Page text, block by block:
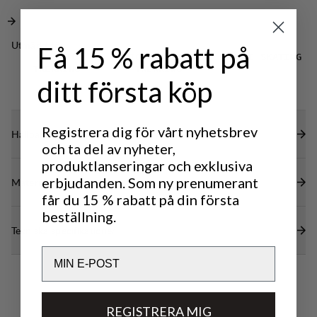
Utmärkt för
CLASSIC
TREKKING
LIGHT & TECH
TREKKING
NORDIC SKATING
Hållbarhetsegenskaper
Material
Tekniska specifikationer
Få 15 % rabatt på
ditt första köp
Registrera dig för vårt nyhetsbrev
och ta del av nyheter,
produktlanseringar och exklusiva
erbjudanden. Som ny prenumerant
får du 15 % rabatt på din första
beställning.
REGISTRERA MIG